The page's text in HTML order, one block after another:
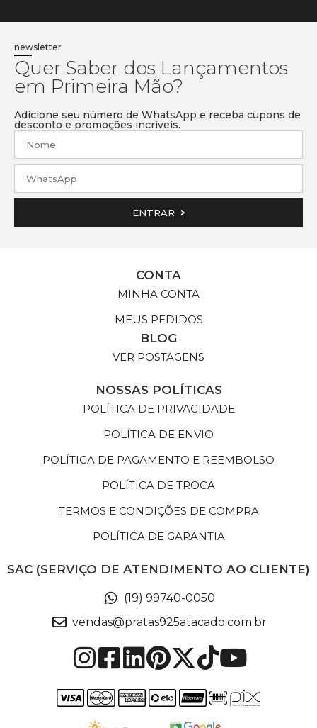
newsletter
Quer Saber dos Lançamentos
em Primeira Mão?
Adicione seu número de WhatsApp e receba cupons de
desconto e promoções incríveis.
ENTRAR
CONTA
MINHA CONTA
MEUS PEDIDOS
BLOG
VER POSTAGENS
NOSSAS POLÍTICAS
POLÍTICA DE PRIVACIDADE
POLÍTICA DE ENVIO
POLÍTICA DE PAGAMENTO E REEMBOLSO
POLÍTICA DE TROCA
TERMOS E CONDIÇÕES DE COMPRA
POLÍTICA DE GARANTIA
SAC (SERVIÇO DE ATENDIMENTO AO CLIENTE)
(19) 99740-0050
vendas@pratas925atacado.com.br